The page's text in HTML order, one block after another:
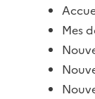
Mes